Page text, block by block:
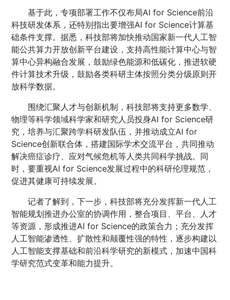
基于此，专项部署工作不仅布局AI for Science前沿
科技研发体系，还特别指出要增强AI for Science计算基
础条件支撑。据悉，科技部将加快推动国家新一代人工智
能公共算力开放创新平台建设，支持高性能计算中心与智
算中心异构融合发展，鼓励绿色能源和低碳化，推进软硬
件计算技术升级，鼓励各类科研主体按照分类分级原则开
放科学数据。
围绕汇聚人才与创新机制，科技部将支持更多数学、
物理等科学领域科学家和研究人员投身AI for Science研
究，培养与汇聚跨学科研发队伍，并推动成立AI for
Science创新联合体，搭建国际学术交流平台，共同推动
解决癌症诊疗、应对气候危机等人类共同科学挑战。同
时，要重视AI for Science发展过程中的科研伦理规范，
促进其健康可持续发展。
记者了解到，下一步，科技部将充分发挥新一代人工
智能规划推进办公室的协调作用，整合项目、平台、人才
等资源，形成推进AI for Science的政策合力；充分发挥
人工智能渗透性、扩散性和颠覆性强的特性，逐步构建以
人工智能支撑基础和前沿科学研究的新模式，加速中国科
学研究范式变革和能力提升。